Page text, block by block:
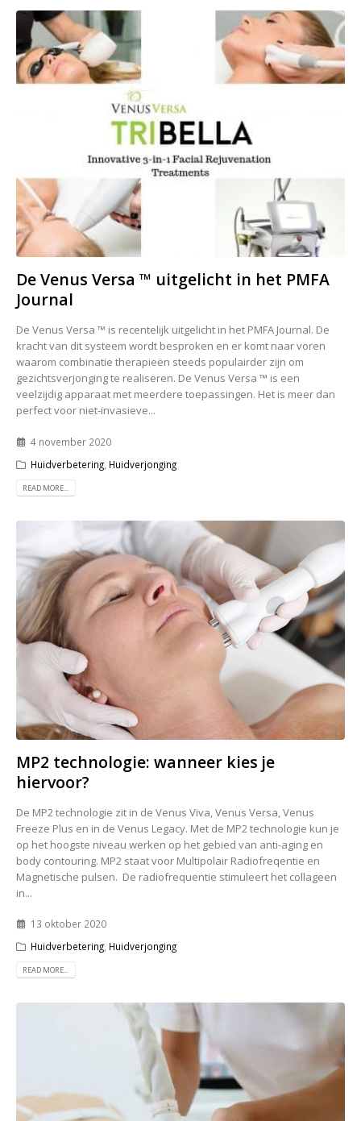
De Venus Versa ™ uitgelicht in het PMFA
Journal
De Venus Versa ™ is recentelijk uitgelicht in het PMFA Journal. De
kracht van dit systeem wordt besproken en er komt naar voren
waarom combinatie therapieën steeds populairder zijn om
gezichtsverjonging te realiseren. De Venus Versa ™ is een
veelzijdig apparaat met meerdere toepassingen. Het is meer dan
perfect voor niet-invasieve...
4 november 2020
Huidverbetering, Huidverjonging
READ MORE...
MP2 technologie: wanneer kies je
hiervoor?
De MP2 technologie zit in de Venus Viva, Venus Versa, Venus
Freeze Plus en in de Venus Legacy. Met de MP2 technologie kun je
op het hoogste niveau werken op het gebied van anti-aging en
body contouring. MP2 staat voor Multipolair Radiofreqentie en
Magnetische pulsen. De radiofrequentie stimuleert het collageen
in...
13 oktober 2020
Huidverbetering, Huidverjonging
READ MORE...